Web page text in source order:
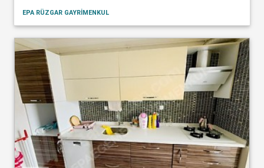
EPA RÜZGAR GAYRİMENKUL